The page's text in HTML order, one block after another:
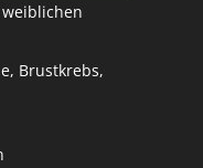
Brustkrebs,